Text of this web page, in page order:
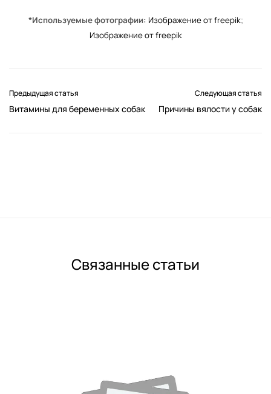
*Используемые фотографии: Изображение от freepik;
Изображение от freepik
Предыдущая статья
Витамины для беременных собак
Следующая статья
Причины вялости у собак
Связанные статьи